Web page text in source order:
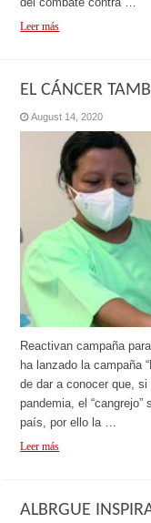
Leer más
EL CÁNCER
August 14, 2020
Reactivan campaña
ha lanzado la campaña
de dar a conocer que,
pandemia, el
país, por ello la …
Leer más
ALBRGUE